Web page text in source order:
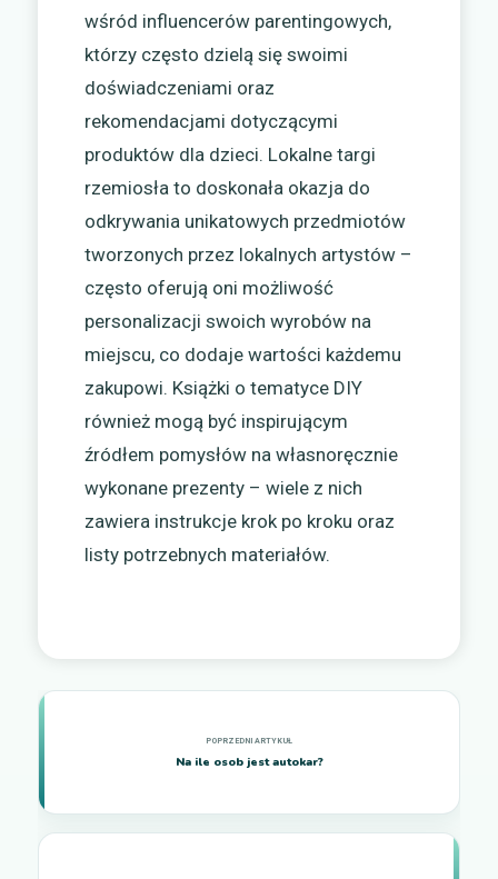
wśród influencerów parentingowych,
którzy często dzielą się swoimi
doświadczeniami oraz
rekomendacjami dotyczącymi
produktów dla dzieci. Lokalne targi
rzemiosła to doskonała okazja do
odkrywania unikatowych przedmiotów
tworzonych przez lokalnych artystów –
często oferują oni możliwość
personalizacji swoich wyrobów na
miejscu, co dodaje wartości każdemu
zakupowi. Książki o tematyce DIY
również mogą być inspirującym
źródłem pomysłów na własnoręcznie
wykonane prezenty – wiele z nich
zawiera instrukcje krok po kroku oraz
listy potrzebnych materiałów.
Na ile osob jest autokar?